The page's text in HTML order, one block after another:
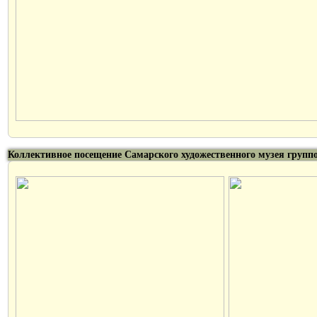
Коллективное посещение Самарского художественного музея